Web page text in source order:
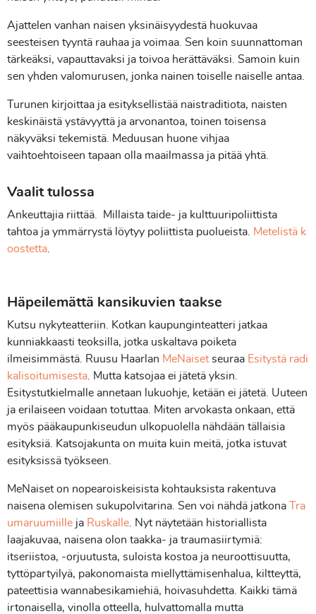
Ajattelen vanhan naisen yksinäisyydestä huokuvaa
seesteisen tyyntä rauhaa ja voimaa. Sen koin suunnattoman
tärkeäksi, vapauttavaksi ja toivoa herättäväksi. Samoin kuin
sen yhden valomurusen, jonka nainen toiselle naiselle antaa.
Turunen kirjoittaa ja esityksellistää naistraditiota, naisten
keskinäistä ystävyyttä ja arvonantoa, toinen toisensa
näkyväksi tekemistä. Meduusan huone vihjaa
vaihtoehtoiseen tapaan olla maailmassa ja pitää yhtä.
Vaalit tulossa
Ankeuttajia riittää. Millaista taide- ja kulttuuripoliittista
tahtoa ja ymmärrystä löytyy poliittista puolueista.
Metelistä k
oostetta
Häpeilemättä kansikuvien taakse
Kutsu nykyteatteriin. Kotkan kaupunginteatteri jatkaa
kunniakkaasti teoksilla, jotka uskaltava poiketa
ilmeisimmästä. Ruusu Haarlan MeNaisetseuraa Esitystä radi
kalisoitumisesta . Mutta katsojaa ei jätetä yksin.
Esitystutkielmalle annetaan lukuohje, ketään ei jätetä. Uuteen
ja erilaiseen voidaan totuttaa. Miten arvokasta onkaan, että
myös pääkaupunkiseudun ulkopuolella nähdään tällaisia
esityksiä. Katsojakunta on muita kuin meitä, jotka istuvat
esityksissä työkseen.
MeNaiset on nopearoiskeisista kohtauksista rakentuva
naisena olemisen sukupolvitarina. Sen voi nähdä jatkona
Tra
umaruumiille ja Ruskalle . Nyt näytetään historiallista
laajakuvaa, naisena olon taakka- ja traumasiirtymiä:
itseriistoa, -orjuutusta, suloista kostoa ja neuroottisuutta,
tyttöpartyilyä, pakonomaista miellyttämisenhalua, kiltteyttä,
pateettisia wannabesikamiehiä, hoivasuhdetta. Kaikki tämä
irtonaisella, vinolla otteella, hulvattomalla mutta